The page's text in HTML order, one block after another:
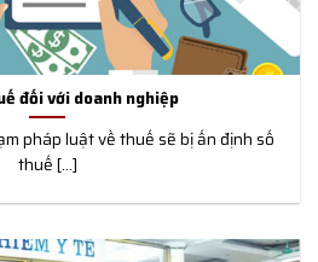
đối với doanh nghiệp
pháp luật về thuế sẽ bị ấn định số
thuế [...]